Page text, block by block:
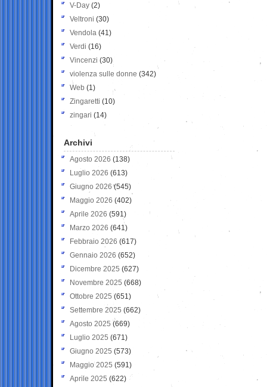
V-Day (2)
Veltroni (30)
Vendola (41)
Verdi (16)
Vincenzi (30)
violenza sulle donne (342)
Web (1)
Zingaretti (10)
zingari (14)
Archivi
Agosto 2026 (138)
Luglio 2026 (613)
Giugno 2026 (545)
Maggio 2026 (402)
Aprile 2026 (591)
Marzo 2026 (641)
Febbraio 2026 (617)
Gennaio 2026 (652)
Dicembre 2025 (627)
Novembre 2025 (668)
Ottobre 2025 (651)
Settembre 2025 (662)
Agosto 2025 (669)
Luglio 2025 (671)
Giugno 2025 (573)
Maggio 2025 (591)
Aprile 2025 (622)